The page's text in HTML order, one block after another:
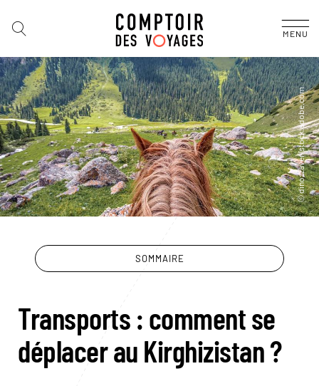
MENU
SOMMAIRE
Transports : comment se
déplacer au Kirghizistan ?